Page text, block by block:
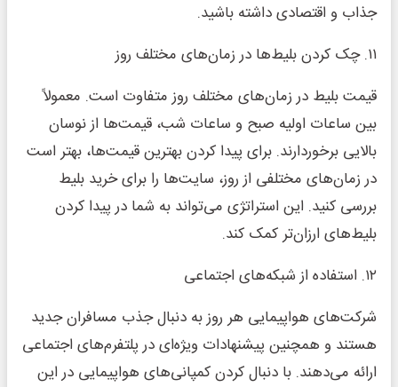
جذاب و اقتصادی داشته باشید.
۱۱. چک کردن بلیط‌ها در زمان‌های مختلف روز
قیمت بلیط در زمان‌های مختلف روز متفاوت است. معمولاً
بین ساعات اولیه صبح و ساعات شب، قیمت‌ها از نوسان
بالایی برخوردارند. برای پیدا کردن بهترین قیمت‌ها، بهتر است
در زمان‌های مختلفی از روز، سایت‌ها را برای خرید بلیط
بررسی کنید. این استراتژی می‌تواند به شما در پیدا کردن
بلیط‌های ارزان‌تر کمک کند.
۱۲. استفاده از شبکه‌های اجتماعی
شرکت‌های هواپیمایی هر روز به دنبال جذب مسافران جدید
هستند و همچنین پیشنهادات ویژه‌ای در پلتفرم‌های اجتماعی
ارائه می‌دهند. با دنبال کردن کمپانی‌های هواپیمایی در این